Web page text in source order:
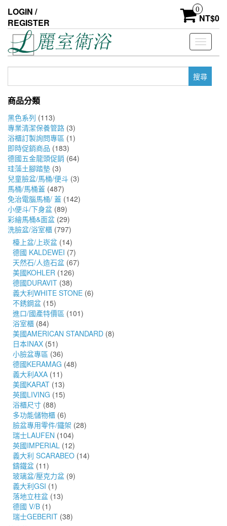
the
content
LOGIN /
REGISTER
0
NT$0
Toggle
鍵
商品分類
黑色系列 (113)
專業清潔保養管路 (3)
浴櫃訂製詢問專區 (1)
即時促銷商品 (183)
德國五金龍頭促銷 (64)
珪藻土腳踏墊 (3)
兒童臉盆/馬桶/便斗 (3)
馬桶/馬桶蓋 (487)
免治電腦馬桶/ 蓋 (142)
小便斗/下身盆 (89)
彩繪馬桶&面盆 (29)
洗臉盆/浴室櫃 (797)
檯上盆/上崁盆 (14)
德國 KALDEWEI (7)
天然石/人造石盆 (67)
美國KOHLER (126)
德國DURAVIT (38)
義大利WHITE STONE (6)
不銹鋼盆 (15)
進口/國產特價區 (101)
浴室櫃 (84)
美國AMERICAN STANDARD (8)
日本INAX (51)
小臉盆專區 (36)
德國KERAMAG (48)
義大利AXA (11)
美國KARAT (13)
英國LIVING (15)
浴櫃尺寸 (88)
多功能儲物櫃 (6)
臉盆專用零件/鐵架 (28)
瑞士LAUFEN (104)
英國IMPERIAL (12)
義大利 SCARABEO (14)
鑄鐵盆 (11)
玻璃盆/壓克力盆 (9)
義大利GSI (1)
落地立柱盆 (13)
德國 V/B (1)
瑞士GEBERIT (38)